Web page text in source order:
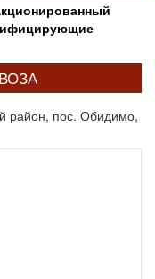
район, пос. Обидимо,